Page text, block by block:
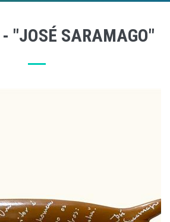
"JOSÉ SARAMAGO"